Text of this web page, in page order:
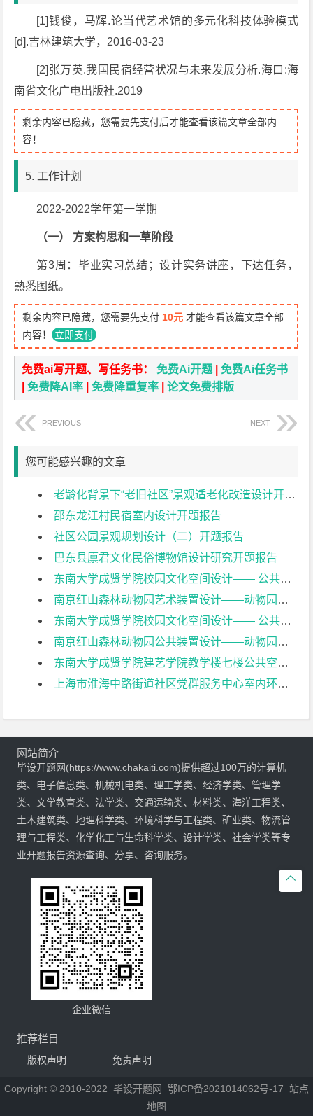
[1]钱俊，马辉.论当代艺术馆的多元化科技体验模式
[d].吉林建筑大学，2016-03-23
[2]张万英.我国民宿经营状况与未来发展分析.海口:海
南省文化广电出版社.2019
剩余内容已隐藏，您需要先支付后才能查看该篇文章全部内
容！
5. 工作计划
2022-2022学年第一学期
（一） 方案构思和一草阶段
第3周：毕业实习总结；设计实务讲座，下达任务，
熟悉图纸。
剩余内容已隐藏，您需要先支付 10元 才能查看该篇文章全部
内容！ 立即支付
免费ai写开题、写任务书：免费Ai开题 |免费Ai任务书
|免费降AI率 |免费降重复率 |论文免费排版
PREVIOUS NEXT
您可能感兴趣的文章
老龄化背景下“老旧社区”景观适老化改造设计开题报告
邵东龙江村民宿室内设计开题报告
社区公园景观规划设计（二）开题报告
巴东县廪君文化民俗博物馆设计研究开题报告
东南大学成贤学院校园文化空间设计—— 公共陈设艺术设计开题报告
南京红山森林动物园艺术装置设计——动物园奇妙夜开题报告
东南大学成贤学院校园文化空间设计—— 公共景观及展陈艺术设计开题报告
南京红山森林动物园公共装置设计——动物园奇妙夜开题报告
东南大学成贤学院建艺学院教学楼七楼公共空间设计提升开题报告
上海市淮海中路街道社区党群服务中心室内环境设计开题报告

网站简介
毕设开题网(https://www.chakaiti.com)提供超过100万的计算机
类、电子信息类、机械机电类、理工学类、经济学类、管理学
类、文学教育类、法学类、交通运输类、材料类、海洋工程类、
土木建筑类、地理科学类、环境科学与工程类、矿业类、物流管
理与工程类、化学化工与生命科学类、设计学类、社会学类等专
业开题报告资源查询、分享、咨询服务。
企业微信
推荐栏目
版权声明 免责声明
Copyright © 2010-2022 毕设开题网 鄂ICP备2021014062号-17 站点
地图